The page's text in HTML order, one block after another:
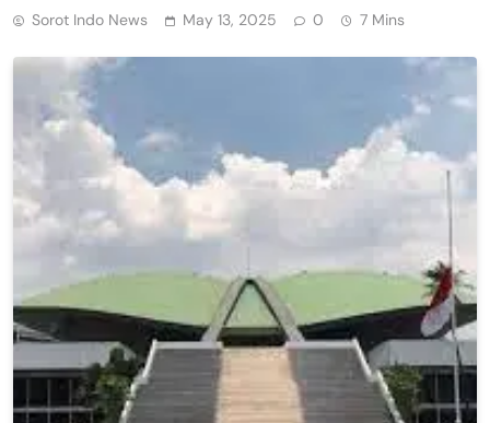
Sorot Indo News May 13, 2025 0 7 Mins